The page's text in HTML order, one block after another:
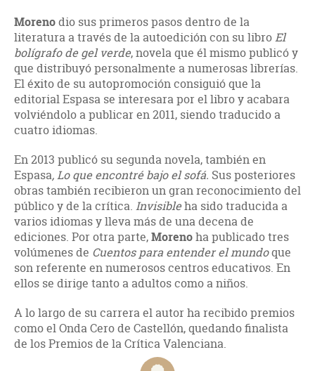
Morenodio sus primeros pasos dentro de la
literatura a través de la autoedición con su libroEl
bolígrafo de gel verde, novela que él mismo publicó y
que distribuyó personalmente a numerosas librerías.
El éxito de su autopromoción consiguió que la
editorial Espasa se interesara por el libro y acabara
volviéndolo a publicar en 2011, siendo traducido a
cuatro idiomas.
En 2013 publicó su segunda novela, también en
Espasa, Lo que encontré bajo el sofá. Sus posteriores
obras también recibieron un gran reconocimiento del
público y de la crítica. Invisibleha sido traducida a
varios idiomas y lleva más de una decena de
ediciones. Por otra parte,Morenoha publicado tres
volúmenes de Cuentos para entender el mundoque
son referente en numerosos centros educativos. En
ellos se dirige tanto a adultos como a niños.
A lo largo de su carrera el autor ha recibido premios
como el Onda Cero de Castellón, quedando finalista
de los Premios de la Crítica Valenciana.